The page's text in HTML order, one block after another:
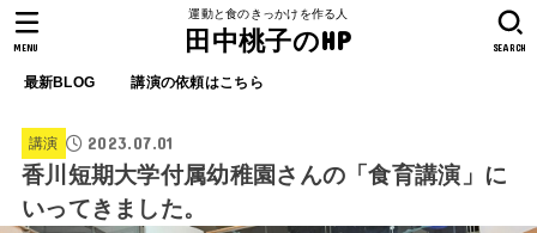
運動と食のきっかけを作る人
田中桃子のHP
最新BLOG 講演の依頼はこちら
SEARCH
MENU
講演 2023.07.01
香川短期大学付属幼稚園さんの「食育講演」に
いってきました。